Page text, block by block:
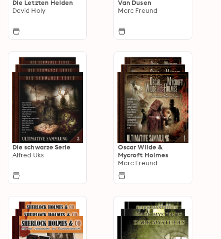
Die Letzten Helden
David Holy
Van Dusen
Marc Freund
Die schwarze Serie
Alfred Uks
Oscar Wilde &
Mycroft Holmes
Marc Freund